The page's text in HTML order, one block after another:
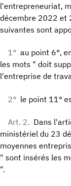
l'entrepreneuriat,
décembre 2022 et
suivantes sont
1° au point 6°,
les mots " doit
l'entreprise de
2° le point 11°
Art. 2. Dans
ministériel du 23
moyennes
" sont insérés les
".